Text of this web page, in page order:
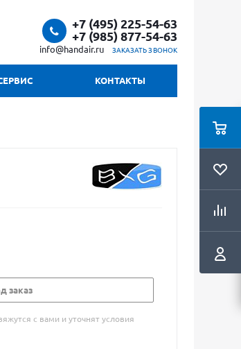
+7 (495) 225-54-63
+7 (985) 877-54-63
info@handair.ru ЗАКАЗАТЬ ЗВОНОК
КОНТАКТЫ
заказ
с вами и уточнят условия